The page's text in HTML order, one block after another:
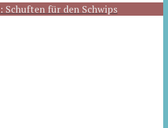
Schuften für den Schwips